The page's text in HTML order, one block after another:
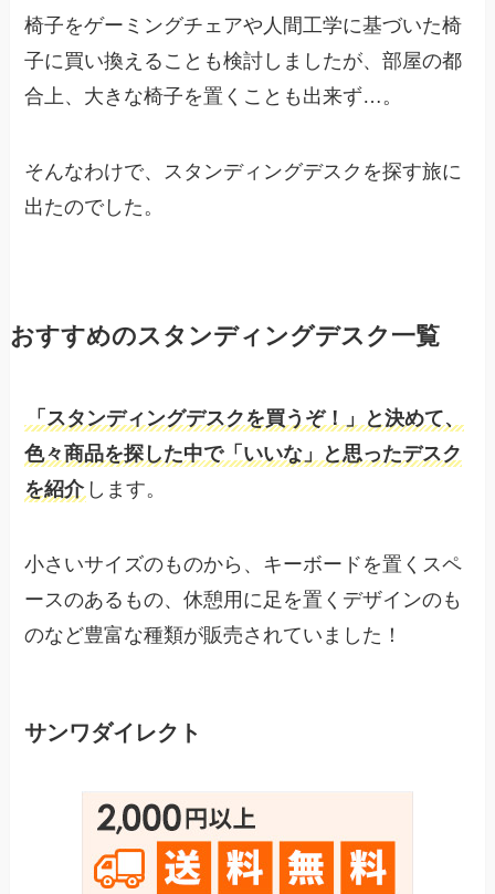
椅子をゲーミングチェアや人間工学に基づいた椅
子に買い換えることも検討しましたが、部屋の都
合上、大きな椅子を置くことも出来ず…。
そんなわけで、スタンディングデスクを探す旅に
出たのでした。
おすすめのスタンディングデスク一覧
「スタンディングデスクを買うぞ！」と決めて、
色々商品を探した中で「いいな」と思ったデスク
を紹介 します。
小さいサイズのものから、キーボードを置くスペ
ースのあるもの、休憩用に足を置くデザインのも
のなど豊富な種類が販売されていました！
サンワダイレクト